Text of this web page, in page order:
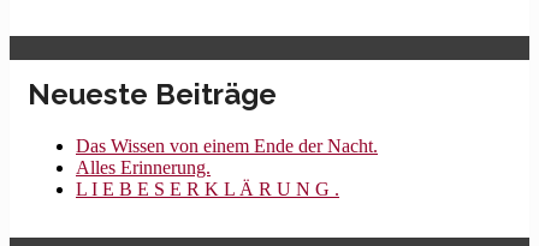
Neueste Beiträge
Das Wissen von einem Ende der Nacht.
Alles Erinnerung.
L I E B E S E R K L Ä R U N G .